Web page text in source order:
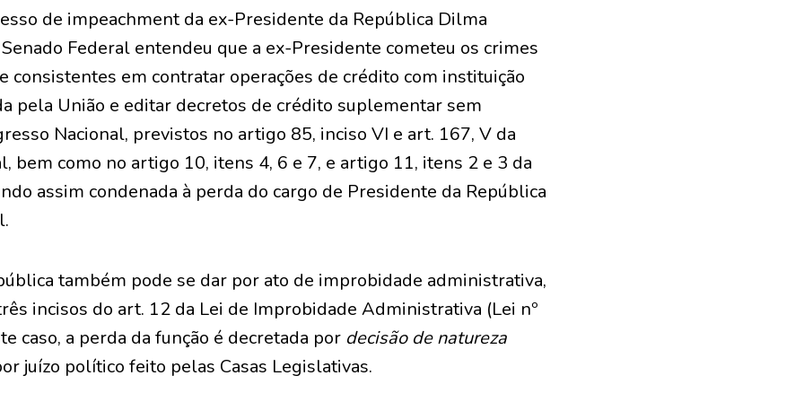
de impeachment da ex-Presidente da República Dilma
Federal entendeu que a ex-Presidente cometeu os crimes
consistentes em contratar operações de crédito com instituição
pela União e editar decretos de crédito suplementar sem
Nacional, previstos no artigo 85, inciso VI e art. 167, V da
bem como no artigo 10, itens 4, 6 e 7, e artigo 11, itens 2 e 3 da
assim condenada à perda do cargo de Presidente da República
também pode se dar por ato de improbidade administrativa,
incisos do art. 12 da Lei de Improbidade Administrativa (Lei nº
caso, a perda da função é decretada por decisão de natureza
juízo político feito pelas Casas Legislativas.